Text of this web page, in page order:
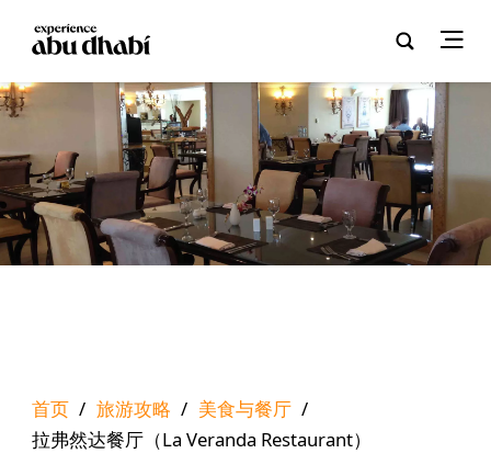
首页 / 旅游攻略 / 美食与餐厅 /
拉弗然达餐厅（La Veranda Restaurant）